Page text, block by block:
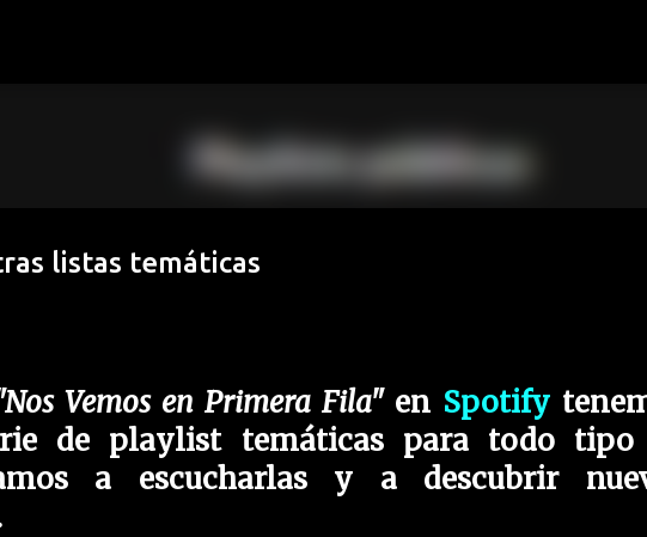
listas temáticas
Vemos en Primera Fila" en Spotify
de playlist temáticas para todo tipo
a escucharlas y a descubrir